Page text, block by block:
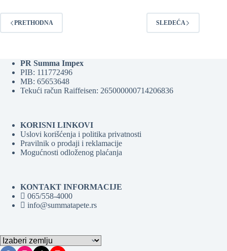
PRETHODNA SLEDEĆA
PR Summa Impex
PIB: 111772496
MB: 65653648
Tekući račun Raiffeisen: 265000000714206836
KORISNI LINKOVI
Uslovi korišćenja i politika privatnosti
Pravilnik o prodaji i reklamacije
Mogućnosti odloženog plaćanja
KONTAKT INFORMACIJE
065/558-4000
info@summatapete.rs